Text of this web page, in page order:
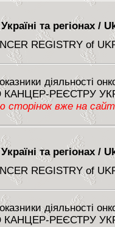
та регіонах
REGISTRY of
діяльності
РЕЄСТРУ
сторінок вже на
та регіонах
REGISTRY of
діяльності
РЕЄСТРУ